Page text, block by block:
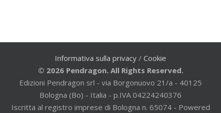
Informativa sulla privacy / Cookie
© 2026 Pendragon. All Rights Reserved.
Edizioni Pendragon srl - via Borgonuovo 21/a - 40125
Bologna (Bo) - Italia - p.IVA 04224240376
Iscritta al registro imprese di Bologna n. 65074 - Powered